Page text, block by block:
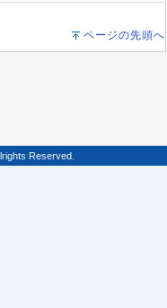
ページの先頭へ
Reserved.